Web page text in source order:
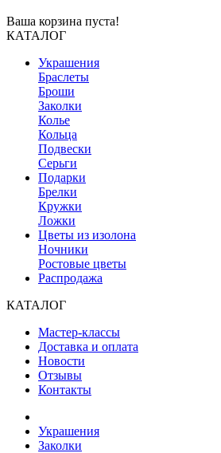
Ваша корзина пуста!
КАТАЛОГ
Украшения
Браслеты
Броши
Заколки
Колье
Кольца
Подвески
Серьги
Подарки
Брелки
Кружки
Ложки
Цветы из изолона
Ночники
Ростовые цветы
Распродажа
КАТАЛОГ
Мастер-классы
Доставка и оплата
Новости
Отзывы
Контакты
Украшения
Заколки